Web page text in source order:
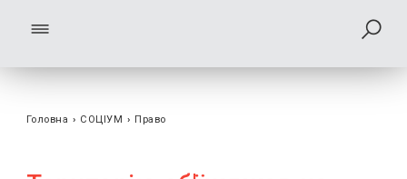
Головна › СОЦІУМ › Право